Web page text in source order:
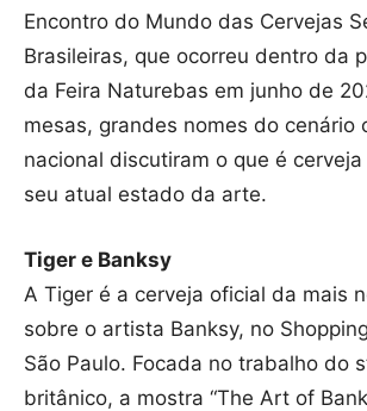
Encontro do Mundo das Cervejas
Brasileiras, que ocorreu dentro da
da Feira Naturebas em junho de
mesas, grandes nomes do cenário
nacional discutiram o que é
seu atual estado da arte.
Tiger e Banksy
A Tiger é a cerveja oficial da mais
sobre o artista Banksy, no
São Paulo. Focada no trabalho do
britânico, a mostra “The Art of